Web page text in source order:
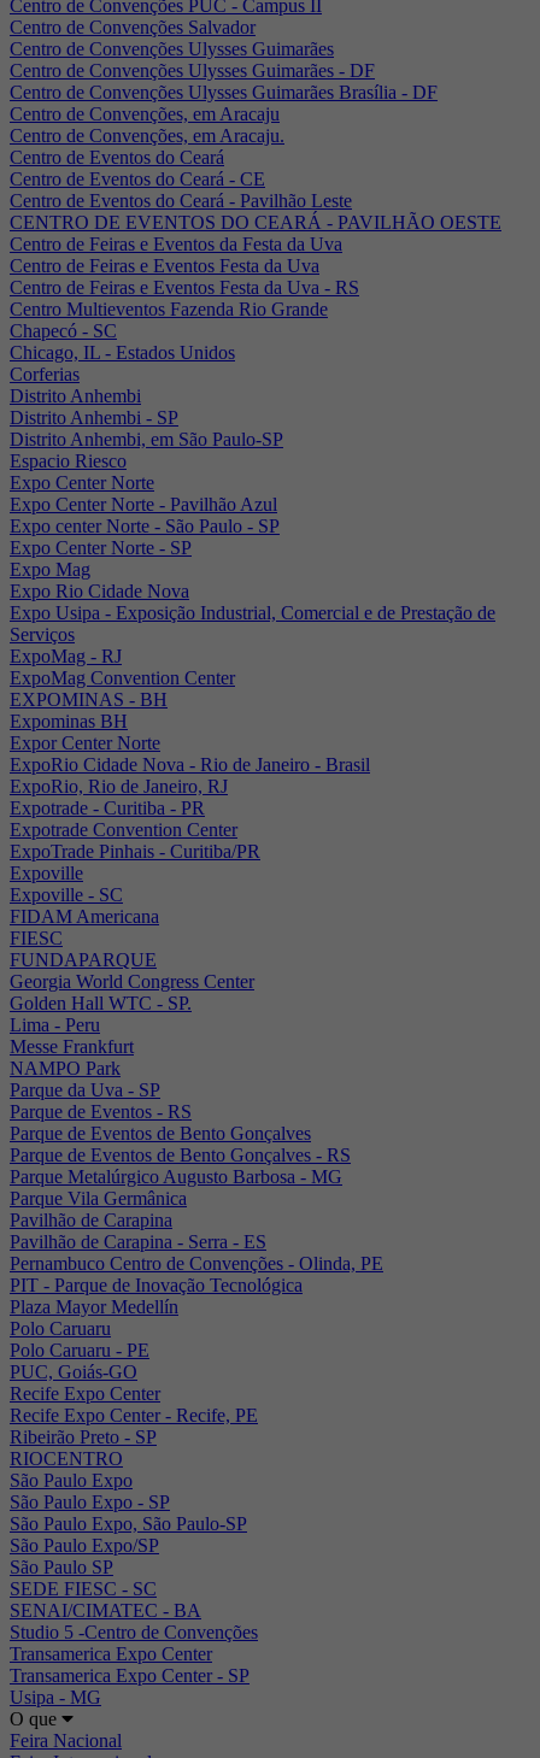
Centro de Convenções PUC - Campus II
Centro de Convenções Salvador
Centro de Convenções Ulysses Guimarães
Centro de Convenções Ulysses Guimarães - DF
Centro de Convenções Ulysses Guimarães Brasília - DF
Centro de Convenções, em Aracaju
Centro de Convenções, em Aracaju.
Centro de Eventos do Ceará
Centro de Eventos do Ceará - CE
Centro de Eventos do Ceará - Pavilhão Leste
CENTRO DE EVENTOS DO CEARÁ - PAVILHÃO OESTE
Centro de Feiras e Eventos da Festa da Uva
Centro de Feiras e Eventos Festa da Uva
Centro de Feiras e Eventos Festa da Uva - RS
Centro Multieventos Fazenda Rio Grande
Chapecó - SC
Chicago, IL - Estados Unidos
Corferias
Distrito Anhembi
Distrito Anhembi - SP
Distrito Anhembi, em São Paulo-SP
Espacio Riesco
Expo Center Norte
Expo Center Norte - Pavilhão Azul
Expo center Norte - São Paulo - SP
Expo Center Norte - SP
Expo Mag
Expo Rio Cidade Nova
Expo Usipa - Exposição Industrial, Comercial e de Prestação de
Serviços
ExpoMag - RJ
ExpoMag Convention Center
EXPOMINAS - BH
Expominas BH
Expor Center Norte
ExpoRio Cidade Nova - Rio de Janeiro - Brasil
ExpoRio, Rio de Janeiro, RJ
Expotrade - Curitiba - PR
Expotrade Convention Center
ExpoTrade Pinhais - Curitiba/PR
Expoville
Expoville - SC
FIDAM Americana
FIESC
FUNDAPARQUE
Georgia World Congress Center
Golden Hall WTC - SP.
Lima - Peru
Messe Frankfurt
NAMPO Park
Parque da Uva - SP
Parque de Eventos - RS
Parque de Eventos de Bento Gonçalves
Parque de Eventos de Bento Gonçalves - RS
Parque Metalúrgico Augusto Barbosa - MG
Parque Vila Germânica
Pavilhão de Carapina
Pavilhão de Carapina - Serra - ES
Pernambuco Centro de Convenções - Olinda, PE
PIT - Parque de Inovação Tecnológica
Plaza Mayor Medellín
Polo Caruaru
Polo Caruaru - PE
PUC, Goiás-GO
Recife Expo Center
Recife Expo Center - Recife, PE
Ribeirão Preto - SP
RIOCENTRO
São Paulo Expo
São Paulo Expo - SP
São Paulo Expo, São Paulo-SP
São Paulo Expo/SP
São Paulo SP
SEDE FIESC - SC
SENAI/CIMATEC - BA
Studio 5 -Centro de Convenções
Transamerica Expo Center
Transamerica Expo Center - SP
Usipa - MG
O que
Feira Nacional